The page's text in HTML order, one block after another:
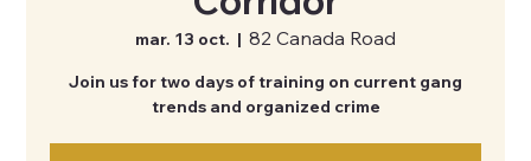
mar. 13 oct.
  |
82 Canada Road
Join us for two days of training on current gang
trends and organized crime